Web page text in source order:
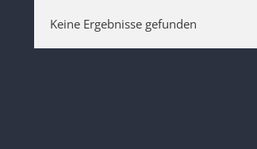
Keine Ergebnisse gefunden